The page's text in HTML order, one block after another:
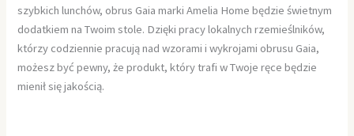
szybkich lunchów, obrus Gaia marki Amelia Home będzie świetnym
dodatkiem na Twoim stole. Dzięki pracy lokalnych rzemieślników,
którzy codziennie pracują nad wzorami i wykrojami obrusu Gaia,
możesz być pewny, że produkt, który trafi w Twoje ręce będzie
mienił się jakością.